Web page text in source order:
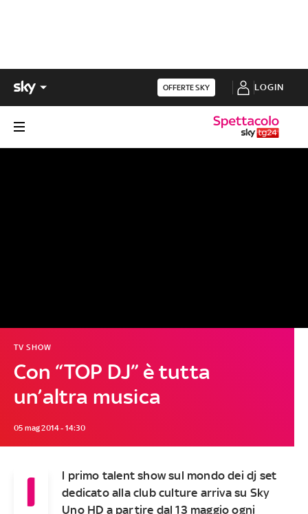
OFFERTE SKY LOGIN
Con “TOP DJ” è tutta
un’altra musica
TV SHOW
05 mag 2014 - 14:30
I
l primo talent show sul mondo dei dj set
dedicato alla club culture arriva su Sky
Uno HD a partire dal 13 maggio ogni